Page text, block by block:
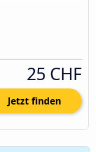
25 CHF
Jetzt finden